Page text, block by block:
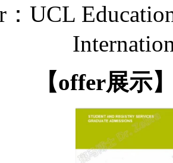
：UCL
【offer展示